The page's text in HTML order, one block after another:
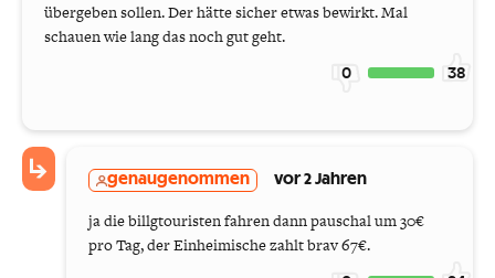
übergeben sollen. Der hätte sicher etwas bewirkt. Mal
schauen wie lang das noch gut geht.
0 38
genaugenommen vor 2 Jahren
ja die billgtouristen fahren dann pauschal um 30€
pro Tag, der Einheimische zahlt brav 67€.